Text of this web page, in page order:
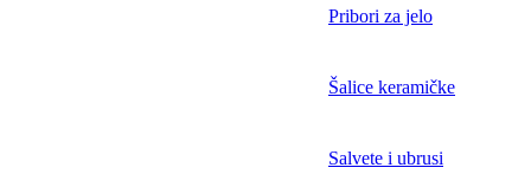
Pribori za jelo
Šalice keramičke
Salvete i ubrusi